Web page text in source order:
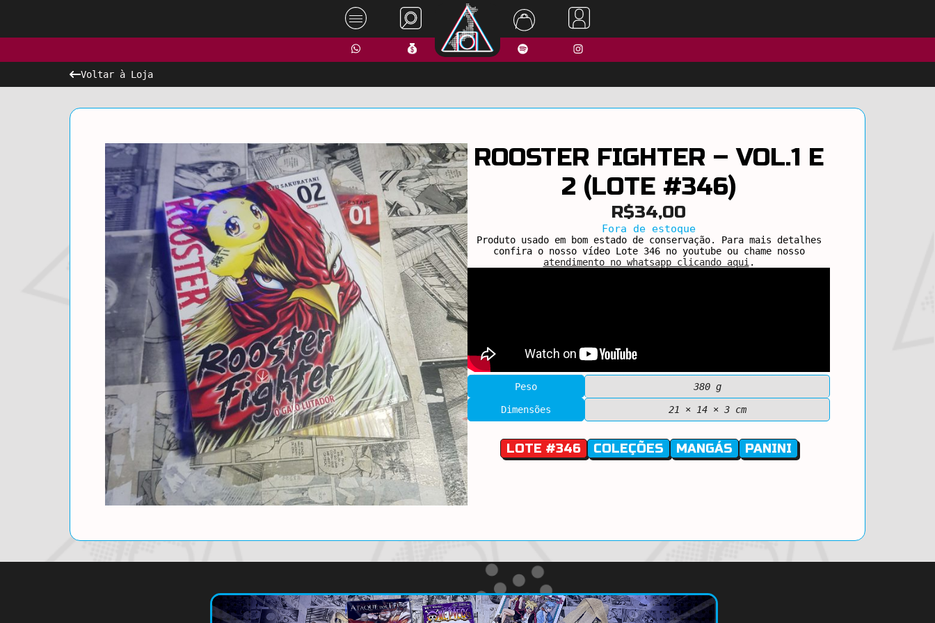
Voltar à Loja
ROOSTER FIGHTER – VOL.1 E
2 (LOTE #346)
R$34,00
Fora de estoque
Produto usado em bom estado de conservação. Para mais detalhes
confira o nosso vídeo Lote 346 no youtube ou chame nosso
atendimento no whatsapp clicando aqui.
Peso 380 g
Dimensões 21 × 14 × 3 cm
LOTE #346 COLEÇÕES MANGÁS PANINI